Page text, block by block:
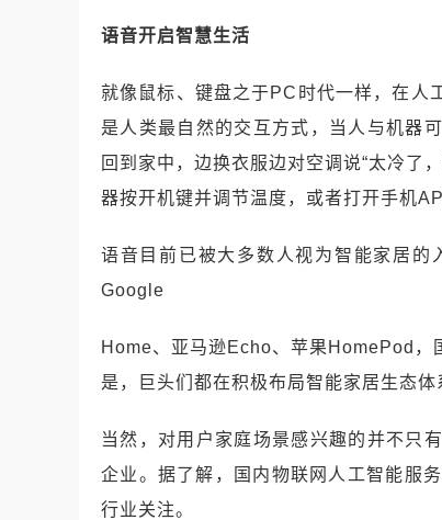
语音开启智慧生活
就像鼠标、键盘之于PC时代一样，在人
是人类最自然的交互方式，当人与机器
回到家中，边换衣服边对空调说“太冷了
器按开机键并调节温度，或者打开手机
语音目前已被大多数人视为智能家居的
Google
Home、亚马逊Echo、苹果HomePod，
是，巨头们都在积极布局智能家居生态
当然，对用户家庭场景感兴趣的并不只
企业。据了解，国内物联网人工智能服
行业关注。